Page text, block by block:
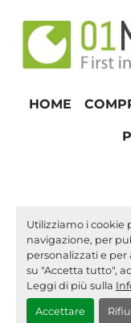
Utilizziamo i cookie
navigazione, per
personalizzati e per
su "Accetta tutto",
Leggi di più sulla
Accettare
HOME
Machinio